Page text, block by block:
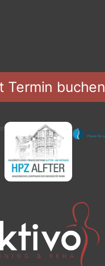
Termin buchen